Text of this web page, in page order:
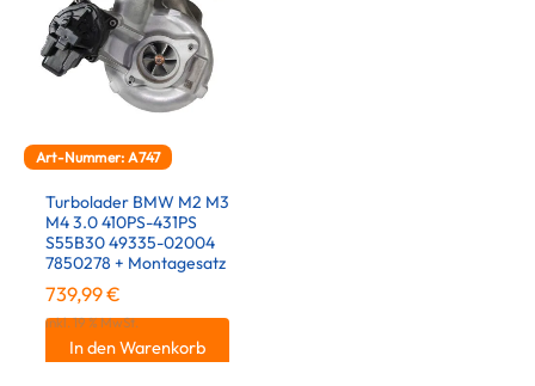
Art-Nummer: A747
Turbolader BMW M2 M3
M4 3.0 410PS-431PS
S55B30 49335-02004
7850278 + Montagesatz
739,99€
inkl. 19 % MwSt.
In den Warenkorb